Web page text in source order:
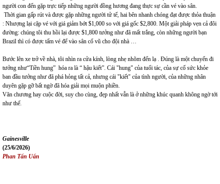
người con đến gặp trực tiếp những người đồng hương đang thực sự cần vé vào sân.
Thời gian gấp rút và được gặp những người tử tế, hai bên nhanh chóng đạt được thỏa thuận
: Nhượng lại cặp vé với giá giảm bớt $1,000 so với giá gốc $2,800. Một giải pháp vẹn cả đôi
đường: chúng tôi thu hồi lại được $1,800 tưởng như đã mất trắng, còn những người bạn
Brazil thì có được tấm vé để vào sân cổ vũ cho đội nhà …
Bước lên xe trở về nhà, tôi nhìn ra cửa kính, lòng nhẹ nhõm đến lạ . Đúng là một chuyến đi
tưởng như“Tiền hung” hóa ra là “ hậu kiết”. Cái "hung" của tuổi tác, của sự cố sức khỏe
ban đầu tưởng như đã phá hỏng tất cả, nhưng cái "kiết" của tình người, của những nhân
duyên gặp gỡ bất ngờ đã hóa giải mọi muộn phiền.
Văn chương hay cuộc đời, suy cho cùng, đẹp nhất vẫn là ở những khúc quanh không ngờ tới
như thế.
Gainesville
(25/6/2026)
Phan Tấn Uẩn